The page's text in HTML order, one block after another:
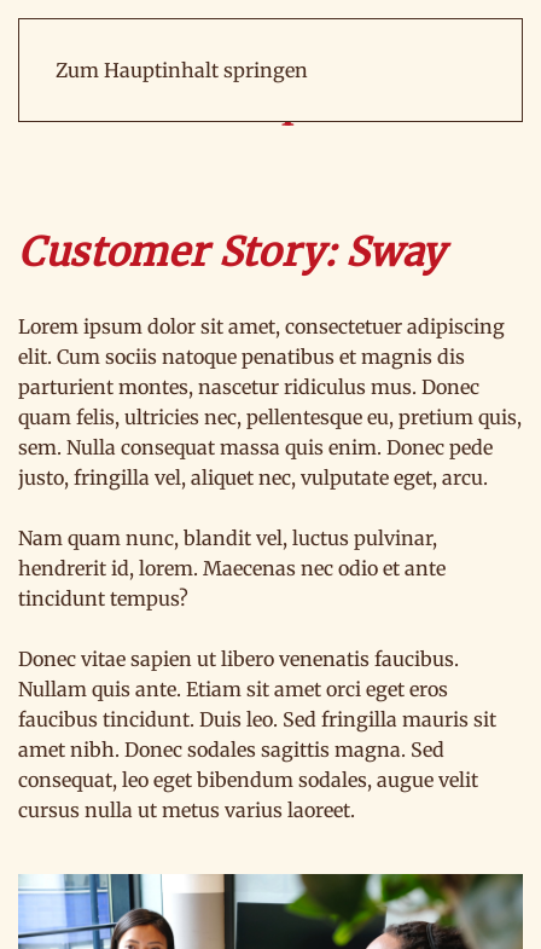
Zum Hauptinhalt springen
Customer Story: Sway
Lorem ipsum dolor sit amet, consectetuer adipiscing
elit. Cum sociis natoque penatibus et magnis dis
parturient montes, nascetur ridiculus mus. Donec
quam felis, ultricies nec, pellentesque eu, pretium quis,
sem. Nulla consequat massa quis enim. Donec pede
justo, fringilla vel, aliquet nec, vulputate eget, arcu.
Nam quam nunc, blandit vel, luctus pulvinar,
hendrerit id, lorem. Maecenas nec odio et ante
tincidunt tempus?
Donec vitae sapien ut libero venenatis faucibus.
Nullam quis ante. Etiam sit amet orci eget eros
faucibus tincidunt. Duis leo. Sed fringilla mauris sit
amet nibh. Donec sodales sagittis magna. Sed
consequat, leo eget bibendum sodales, augue velit
cursus nulla ut metus varius laoreet.